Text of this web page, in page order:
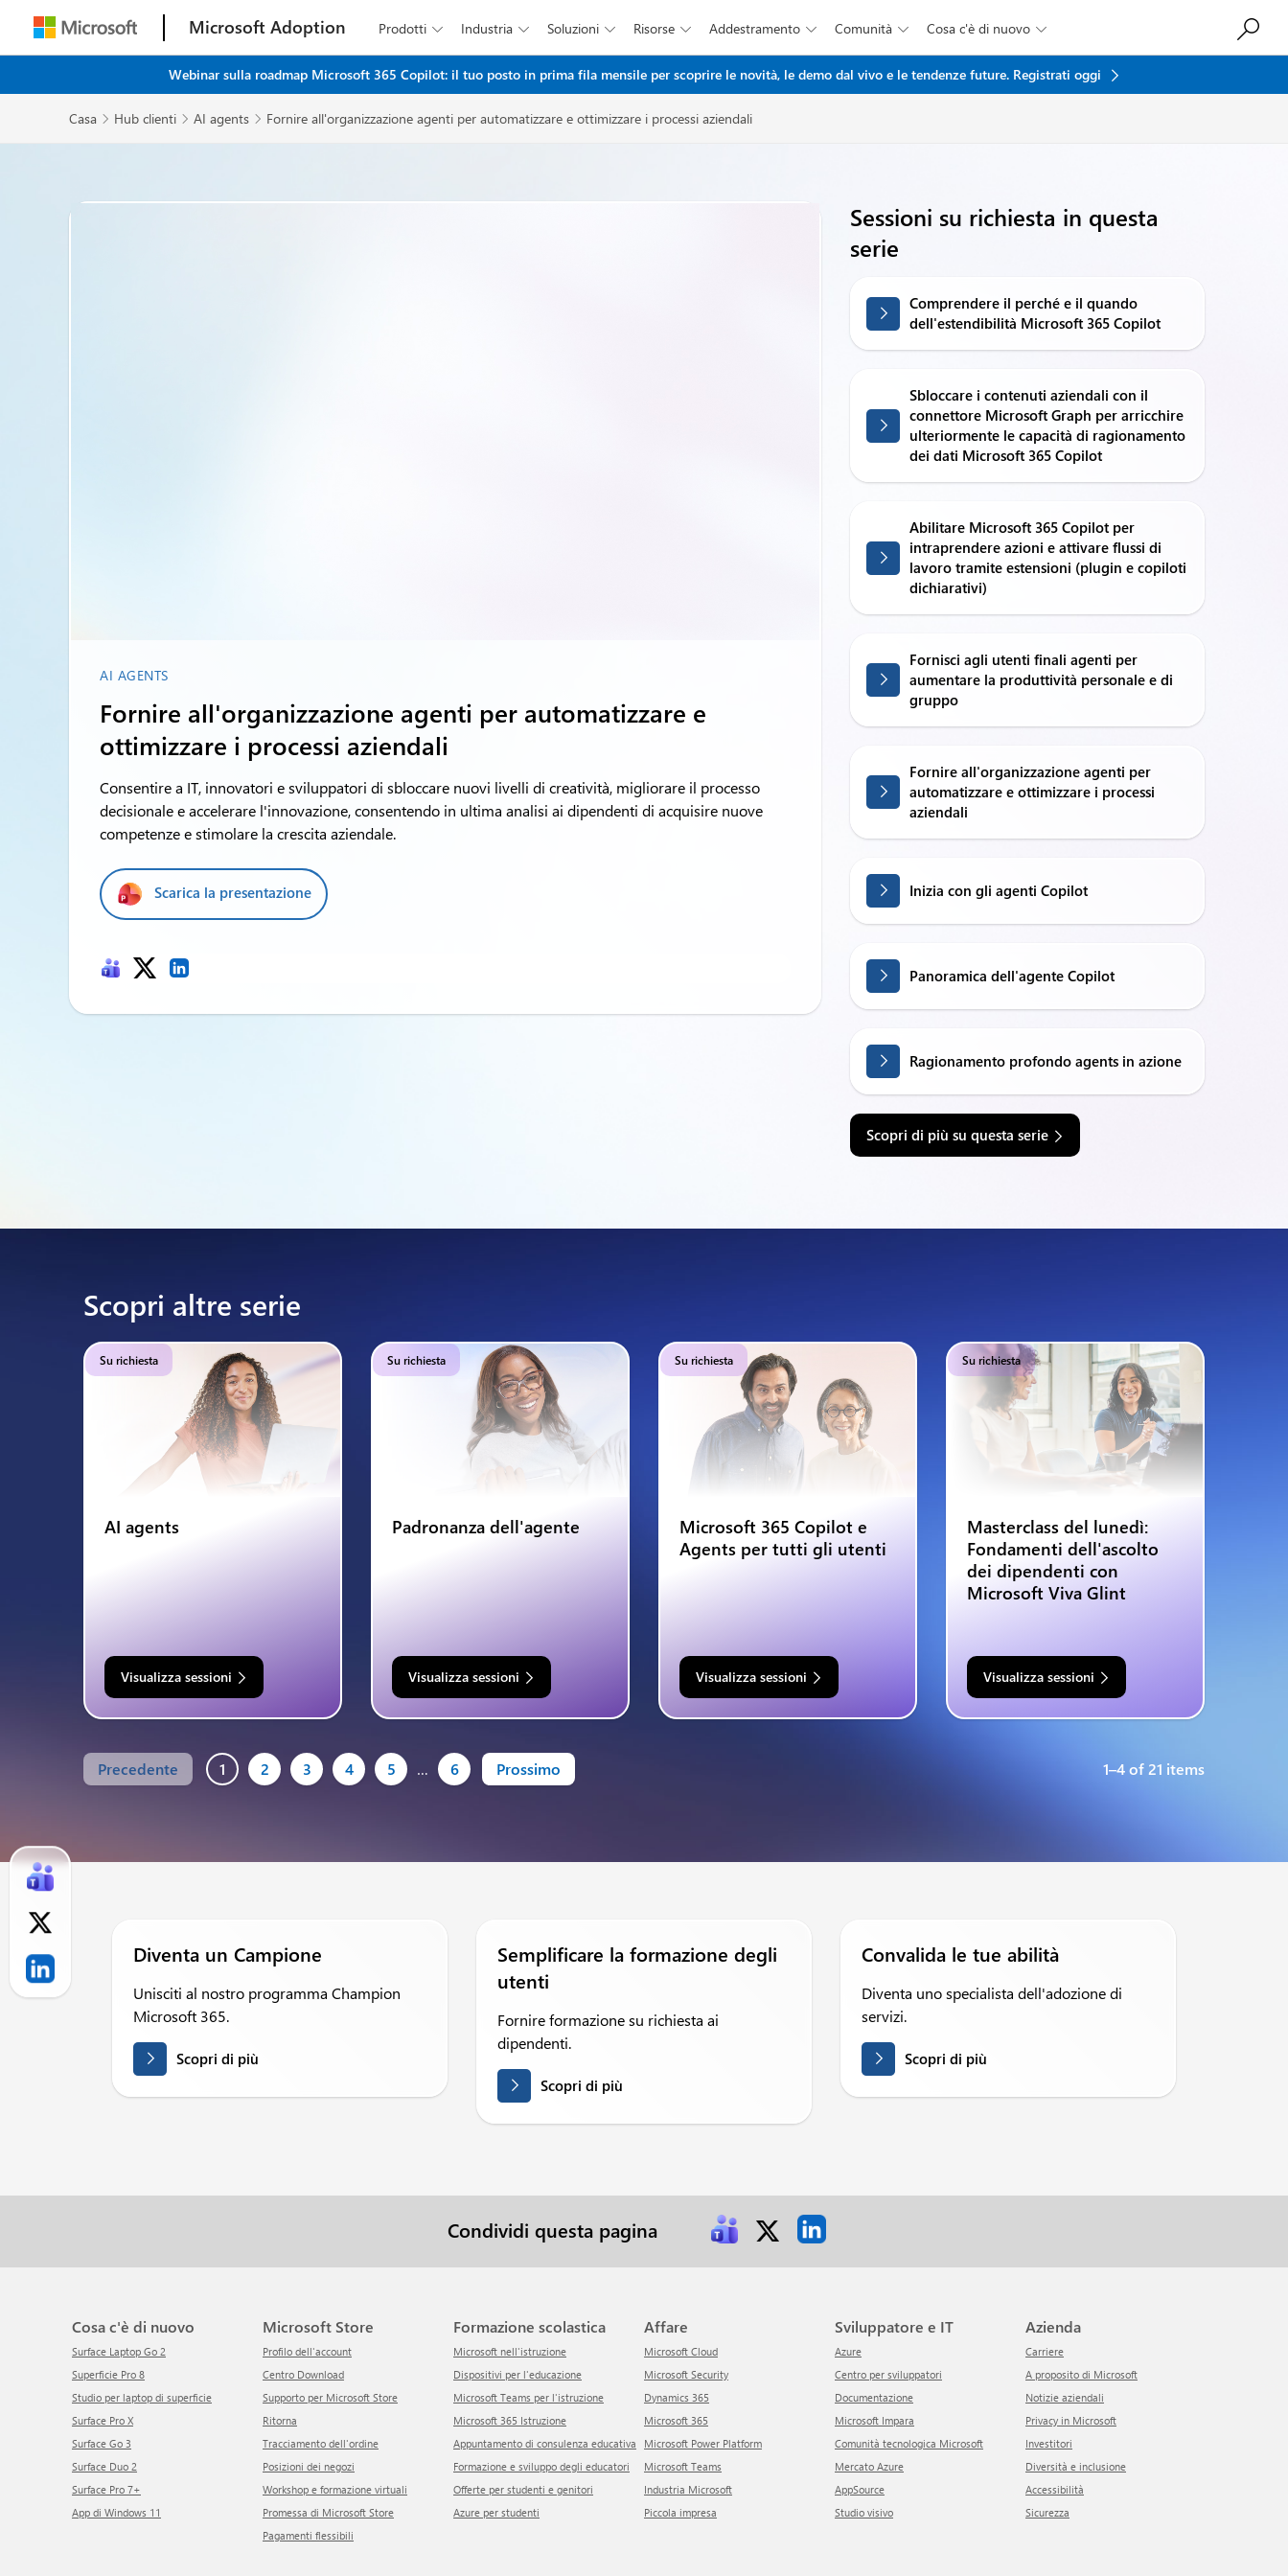
Microsoft Adoption Prodotti  Industria  Soluzioni  Risorse  Addestramento  Comunità  Cosa c'è di nuovo 
Webinar sulla roadmap Microsoft 365 Copilot: il tuo posto in prima fila mensile per scoprire le novità, le demo dal vivo e le tendenze future. Registrati oggi
Casa  Hub clienti  AI agents  Fornire all'organizzazione agenti per automatizzare e ottimizzare i processi aziendali
AI AGENTS
Fornire all'organizzazione agenti per automatizzare e
ottimizzare i processi aziendali
Consentire a IT, innovatori e sviluppatori di sbloccare nuovi livelli di creatività, migliorare il processo
decisionale e accelerare l'innovazione, consentendo in ultima analisi ai dipendenti di acquisire nuove
competenze e stimolare la crescita aziendale.
Scarica la presentazione
Sessioni su richiesta in questa
serie
Comprendere il perché e il quando
dell'estendibilità Microsoft 365 Copilot
Sbloccare i contenuti aziendali con il
connettore Microsoft Graph per arricchire
ulteriormente le capacità di ragionamento
dei dati Microsoft 365 Copilot
Abilitare Microsoft 365 Copilot per
intraprendere azioni e attivare flussi di
lavoro tramite estensioni (plugin e copiloti
dichiarativi)
Fornisci agli utenti finali agenti per
aumentare la produttività personale e di
gruppo
Fornire all'organizzazione agenti per
automatizzare e ottimizzare i processi
aziendali
Inizia con gli agenti Copilot
Panoramica dell'agente Copilot
Ragionamento profondo agents in azione
Scopri di più su questa serie
Scopri altre serie
Su richiesta
AI agents
Visualizza sessioni
Su richiesta
Padronanza dell'agente
Visualizza sessioni
Su richiesta
Microsoft 365 Copilot e
Agents per tutti gli utenti
Visualizza sessioni
Su richiesta
Masterclass del lunedì:
Fondamenti dell'ascolto
dei dipendenti con
Microsoft Viva Glint
Visualizza sessioni
Precedente 1 2 3 4 5 … 6 Prossimo 1–4 of 21 items
Diventa un Campione
Unisciti al nostro programma Champion
Microsoft 365.
Scopri di più
Semplificare la formazione degli
utenti
Fornire formazione su richiesta ai
dipendenti.
Scopri di più
Convalida le tue abilità
Diventa uno specialista dell'adozione di
servizi.
Scopri di più
Condividi questa pagina
Cosa c'è di nuovo
Surface Laptop Go 2
Superficie Pro 8
Studio per laptop di superficie
Surface Pro X
Surface Go 3
Surface Duo 2
Surface Pro 7+
App di Windows 11
Microsoft Store
Profilo dell'account
Centro Download
Supporto per Microsoft Store
ritorna
Tracciamento dell'ordine
Posizioni dei negozi
Workshop e formazione virtuali
Promessa di Microsoft Store
Pagamenti flessibili
Formazione scolastica
Microsoft nell'istruzione
Dispositivi per l'educazione
Microsoft Teams per l'istruzione
Microsoft 365 Istruzione
Appuntamento di consulenza educativa
Formazione e sviluppo degli educatori
Offerte per studenti e genitori
Azure per studenti
Affare
Microsoft Cloud
Microsoft Security
Dynamics 365
Microsoft 365
Microsoft Power Platform
Microsoft Teams
Industria Microsoft
Piccola impresa
Sviluppatore e IT
Azure
Centro per sviluppatori
Documentazione
Microsoft Impara
Comunità tecnologica Microsoft
Mercato Azure
AppSource
Studio visivo
Azienda
Carriere
A proposito di Microsoft
Notizie aziendali
Privacy in Microsoft
Investitori
Diversità e inclusione
Accessibilità
Sicurezza